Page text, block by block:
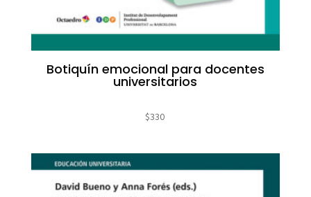
Botiquín emocional para docentes
universitarios
$330